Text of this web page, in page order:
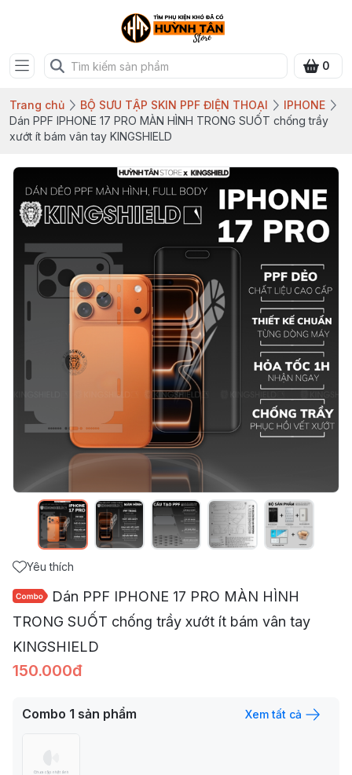
0
Trang chủ BỘ SƯU TẬP SKIN PPF ĐIỆN THOẠI
IPHONE
Dán PPF IPHONE 17 PRO MÀN HÌNH TRONG SUỐT chống trầy
xướt ít bám vân tay KINGSHIELD
Yêu thích
Dán PPF IPHONE 17 PRO MÀN HÌNH
TRONG SUỐT chống trầy xướt ít bám vân tay
KINGSHIELD
150.000đ
Combo 1 sản phẩm Xem tất cả